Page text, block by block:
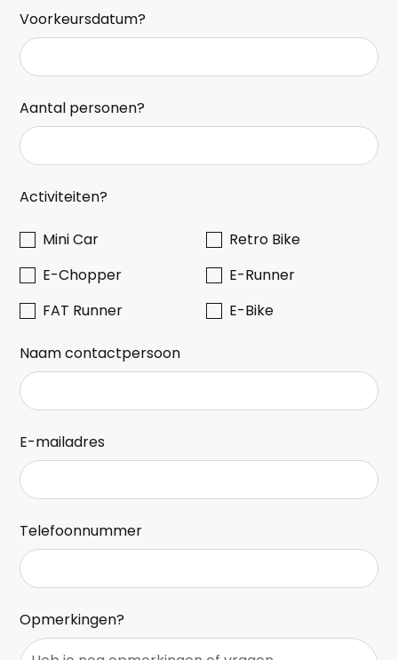
Voorkeursdatum?
Aantal personen?
Activiteiten?
Mini Car
Retro Bike
E-Chopper
E-Runner
FAT Runner
E-Bike
Naam contactpersoon
E-mailadres
Telefoonnummer
Opmerkingen?